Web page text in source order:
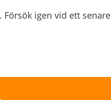
igen vid ett senare